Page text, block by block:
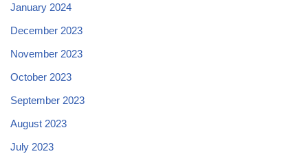
January 2024
December 2023
November 2023
October 2023
September 2023
August 2023
July 2023